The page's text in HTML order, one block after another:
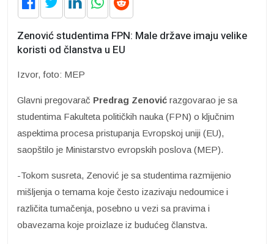
Zenović studentima FPN: Male države imaju velike
koristi od članstva u EU
Izvor, foto: MEP
Glavni pregovarač Predrag Zenović razgovarao je sa
studentima Fakulteta političkih nauka (FPN) o ključnim
aspektima procesa pristupanja Evropskoj uniji (EU),
saopštilo je Ministarstvo evropskih poslova (MEP).
-Tokom susreta, Zenović je sa studentima razmijenio
mišljenja o temama koje često izazivaju nedoumice i
različita tumačenja, posebno u vezi sa pravima i
obavezama koje proizlaze iz budućeg članstva.